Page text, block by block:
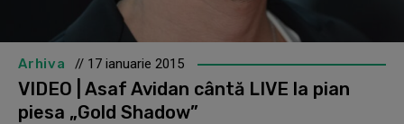
Arhiva // 17 ianuarie 2015
VIDEO | Asaf Avidan cântă LIVE la pian
piesa „Gold Shadow”